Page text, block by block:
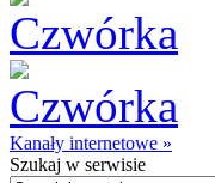
Kanały internetowe »
Szukaj w serwisie